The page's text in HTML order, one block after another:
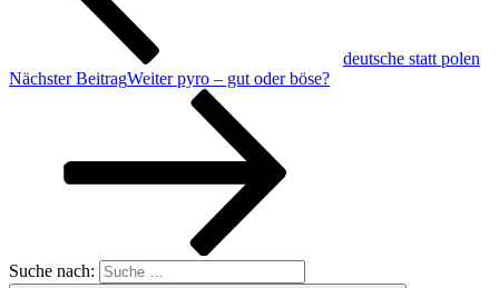
deutsche statt polen
Nächster BeitragWeiter pyro – gut oder böse?
Suche nach: